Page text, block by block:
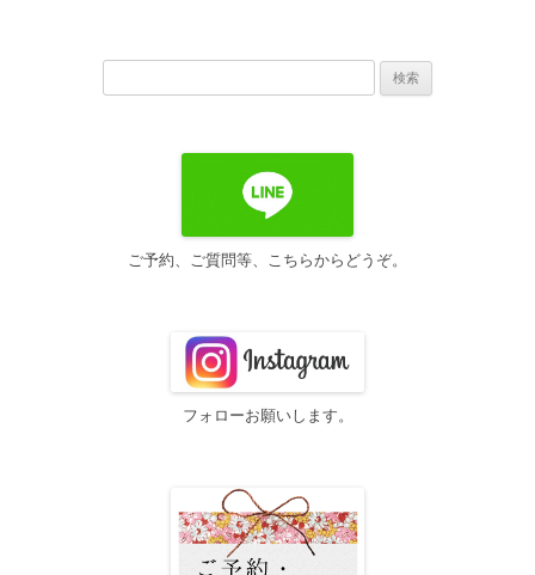
ご予約、ご質問等、こちらからどうぞ。
フォローお願いします。